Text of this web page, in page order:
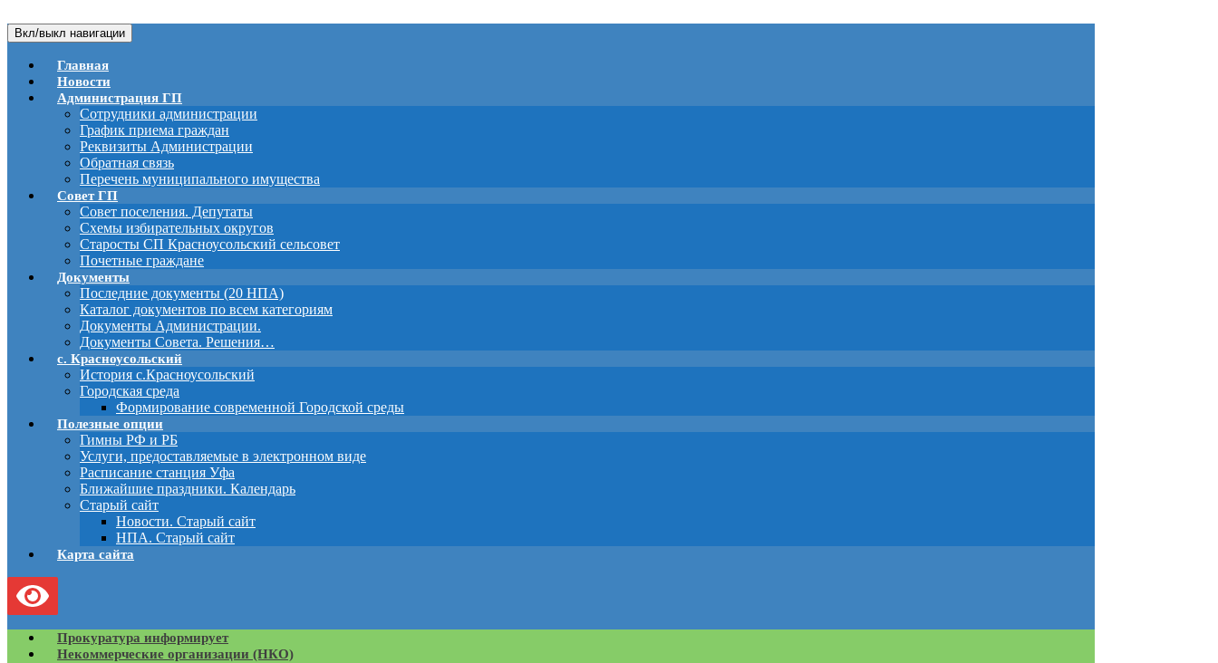
Вкл/выкл навигации
Главная
Новости
Администрация ГП
Сотрудники администрации
График приема граждан
Реквизиты Администрации
Обратная связь
Перечень муниципального имущества
Совет ГП
Совет поселения. Депутаты
Схемы избирательных округов
Старосты СП Красноусольский сельсовет
Почетные граждане
Документы
Последние документы (20 НПА)
Каталог документов по всем категориям
Документы Администрации.
Документы Совета. Решения…
с. Красноусольский
История с.Красноусольский
Городская среда
Формирование современной Городской среды
Полезные опции
Гимны РФ и РБ
Услуги, предоставляемые в электронном виде
Расписание станция Уфа
Ближайшие праздники. Календарь
Старый сайт
Новости. Старый сайт
НПА. Старый сайт
Карта сайта
Прокуратура информирует
Некоммерческие организации (НКО)